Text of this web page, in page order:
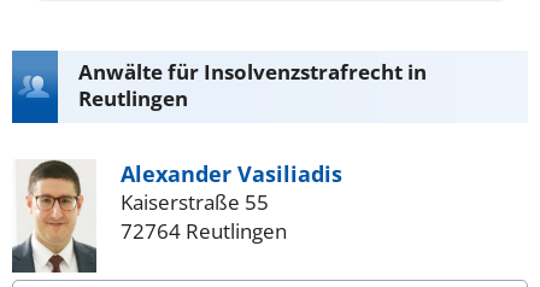
Anwälte für Insolvenzstrafrecht in
Reutlingen
Alexander Vasiliadis
Kaiserstraße 55
72764 Reutlingen